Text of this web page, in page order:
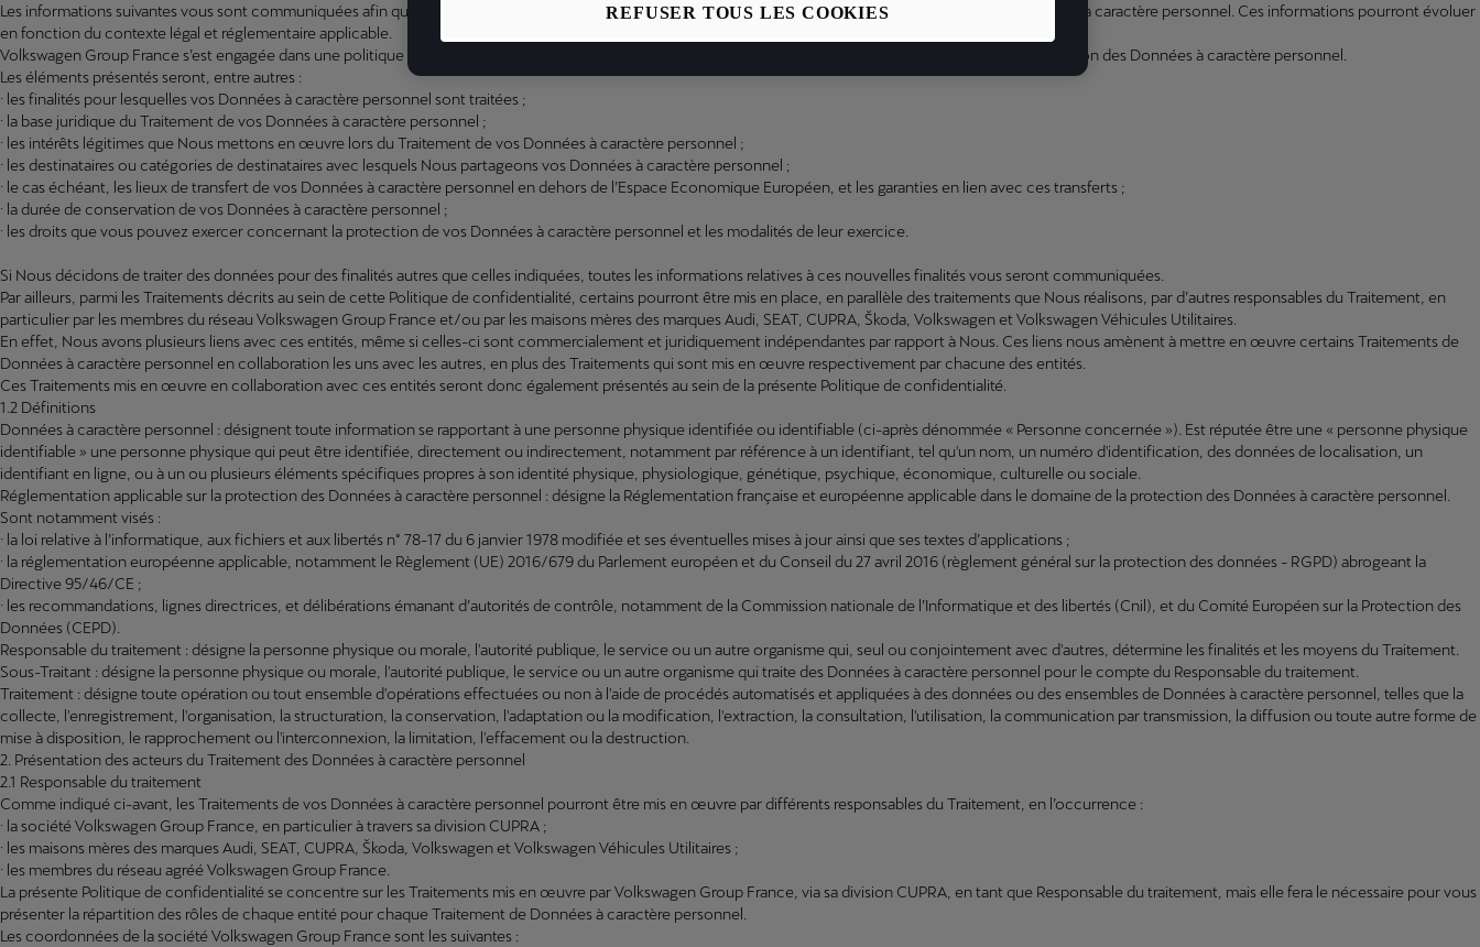
Les informations suivantes vous sont communiquées afin que vous puissiez prendre connaissance de Nos engagements en matière de protection des Données à caractère personnel. Ces informations pourront évoluer
en fonction du contexte légal et réglementaire applicable.
Volkswagen Group France s’est engagée dans une politique de respect et de maintien de normes élevées en matière de déontologie et notamment de protection des Données à caractère personnel.
Les éléments présentés seront, entre autres :
· les finalités pour lesquelles vos Données à caractère personnel sont traitées ;
· la base juridique du Traitement de vos Données à caractère personnel ;
· les intérêts légitimes que Nous mettons en œuvre lors du Traitement de vos Données à caractère personnel ;
· les destinataires ou catégories de destinataires avec lesquels Nous partageons vos Données à caractère personnel ;
· le cas échéant, les lieux de transfert de vos Données à caractère personnel en dehors de l’Espace Economique Européen, et les garanties en lien avec ces transferts ;
· la durée de conservation de vos Données à caractère personnel ;
· les droits que vous pouvez exercer concernant la protection de vos Données à caractère personnel et les modalités de leur exercice.
Si Nous décidons de traiter des données pour des finalités autres que celles indiquées, toutes les informations relatives à ces nouvelles finalités vous seront communiquées.
Par ailleurs, parmi les Traitements décrits au sein de cette Politique de confidentialité, certains pourront être mis en place, en parallèle des traitements que Nous réalisons, par d’autres responsables du Traitement, en
particulier par les membres du réseau Volkswagen Group France et/ou par les maisons mères des marques Audi, SEAT, CUPRA, Škoda, Volkswagen et Volkswagen Véhicules Utilitaires.
En effet, Nous avons plusieurs liens avec ces entités, même si celles-ci sont commercialement et juridiquement indépendantes par rapport à Nous. Ces liens nous amènent à mettre en œuvre certains Traitements de
Données à caractère personnel en collaboration les uns avec les autres, en plus des Traitements qui sont mis en œuvre respectivement par chacune des entités.
Ces Traitements mis en œuvre en collaboration avec ces entités seront donc également présentés au sein de la présente Politique de confidentialité.
1.2 Définitions
Données à caractère personnel : désignent toute information se rapportant à une personne physique identifiée ou identifiable (ci-après dénommée « Personne concernée »). Est réputée être une « personne physique
identifiable » une personne physique qui peut être identifiée, directement ou indirectement, notamment par référence à un identifiant, tel qu'un nom, un numéro d'identification, des données de localisation, un
identifiant en ligne, ou à un ou plusieurs éléments spécifiques propres à son identité physique, physiologique, génétique, psychique, économique, culturelle ou sociale.
Réglementation applicable sur la protection des Données à caractère personnel : désigne la Réglementation française et européenne applicable dans le domaine de la protection des Données à caractère personnel.
Sont notamment visés :
· la loi relative à l’informatique, aux fichiers et aux libertés n° 78-17 du 6 janvier 1978 modifiée et ses éventuelles mises à jour ainsi que ses textes d’applications ;
· la réglementation européenne applicable, notamment le Règlement (UE) 2016/679 du Parlement européen et du Conseil du 27 avril 2016 (règlement général sur la protection des données - RGPD) abrogeant la
Directive 95/46/CE ;
· les recommandations, lignes directrices, et délibérations émanant d’autorités de contrôle, notamment de la Commission nationale de l’Informatique et des libertés (Cnil), et du Comité Européen sur la Protection des
Données (CEPD).
Responsable du traitement : désigne la personne physique ou morale, l'autorité publique, le service ou un autre organisme qui, seul ou conjointement avec d'autres, détermine les finalités et les moyens du Traitement.
Sous-Traitant : désigne la personne physique ou morale, l'autorité publique, le service ou un autre organisme qui traite des Données à caractère personnel pour le compte du Responsable du traitement.
Traitement : désigne toute opération ou tout ensemble d'opérations effectuées ou non à l'aide de procédés automatisés et appliquées à des données ou des ensembles de Données à caractère personnel, telles que la
collecte, l'enregistrement, l'organisation, la structuration, la conservation, l'adaptation ou la modification, l'extraction, la consultation, l'utilisation, la communication par transmission, la diffusion ou toute autre forme de
mise à disposition, le rapprochement ou l'interconnexion, la limitation, l'effacement ou la destruction.
2. Présentation des acteurs du Traitement des Données à caractère personnel
2.1 Responsable du traitement
Comme indiqué ci-avant, les Traitements de vos Données à caractère personnel pourront être mis en œuvre par différents responsables du Traitement, en l’occurrence :
· la société Volkswagen Group France, en particulier à travers sa division CUPRA ;
· les maisons mères des marques Audi, SEAT, CUPRA, Škoda, Volkswagen et Volkswagen Véhicules Utilitaires ;
· les membres du réseau agréé Volkswagen Group France.
La présente Politique de confidentialité se concentre sur les Traitements mis en œuvre par Volkswagen Group France, via sa division CUPRA, en tant que Responsable du traitement, mais elle fera le nécessaire pour vous
présenter la répartition des rôles de chaque entité pour chaque Traitement de Données à caractère personnel.
Les coordonnées de la société Volkswagen Group France sont les suivantes :
REFUSER TOUS LES COOKIES